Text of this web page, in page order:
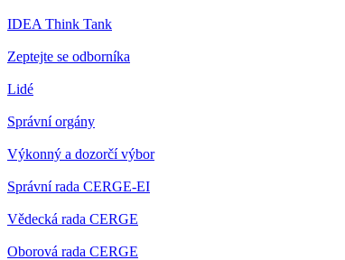
IDEA Think Tank
Zeptejte se odborníka
Lidé
Správní orgány
Výkonný a dozorčí výbor
Správní rada CERGE-EI
Vědecká rada CERGE
Oborová rada CERGE